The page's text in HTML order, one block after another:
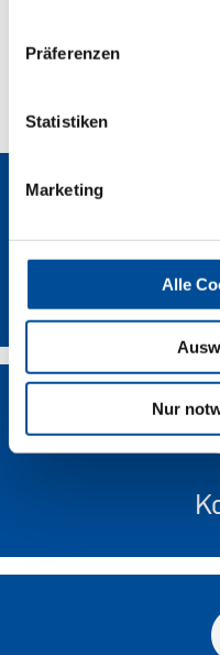
Präferenzen
Statistiken
Marketing
Alle
Nur